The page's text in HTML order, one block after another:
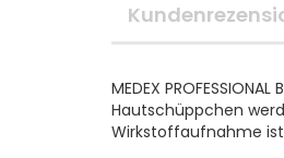
MEDEX
Hautschüppchen
Wirkstoffaufnahme ist